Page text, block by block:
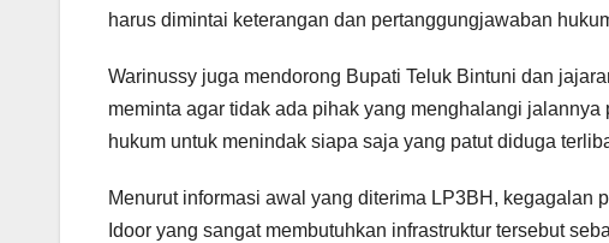
harus dimintai keterangan dan pertanggungjawaban
Warinussy juga mendorong Bupati Teluk Bintuni dan
meminta agar tidak ada pihak yang menghalangi
hukum untuk menindak siapa saja yang patut diduga
Menurut informasi awal yang diterima LP3BH, kegagalan
Idoor yang sangat membutuhkan infrastruktur tersebut